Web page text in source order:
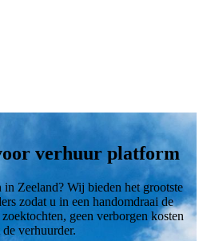
verhuur platform
Zeeland? Wij bieden het grootste
zodat u in een handomdraai de
geen verborgen kosten
verhuurder.